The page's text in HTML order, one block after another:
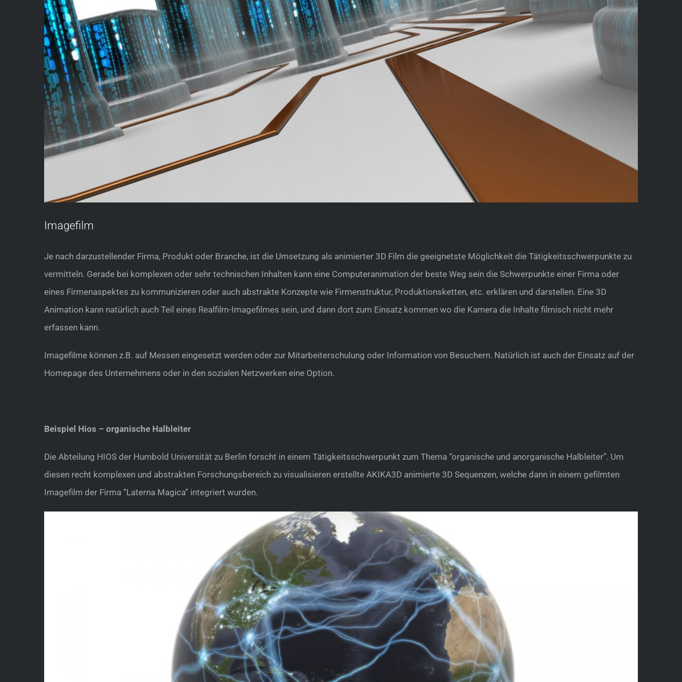
Imagefilm
Je nach darzustellender Firma, Produkt oder Branche, ist die Umsetzung als animierter 3D Film die geeignetste Möglichkeit die Tätigkeitsschwerpunkte zu
vermitteln. Gerade bei komplexen oder sehr technischen Inhalten kann eine Computeranimation der beste Weg sein die Schwerpunkte einer Firma oder
eines Firmenaspektes zu kommunizieren oder auch abstrakte Konzepte wie Firmenstruktur, Produktionsketten, etc. erklären und darstellen. Eine 3D
Animation kann natürlich auch Teil eines Realfilm-Imagefilmes sein, und dann dort zum Einsatz kommen wo die Kamera die Inhalte filmisch nicht mehr
erfassen kann.
Imagefilme können z.B. auf Messen eingesetzt werden oder zur Mitarbeiterschulung oder Information von Besuchern. Natürlich ist auch der Einsatz auf der
Homepage des Unternehmens oder in den sozialen Netzwerken eine Option.
Beispiel Hios – organische Halbleiter
Die Abteilung HIOS der Humbold Universität zu Berlin forscht in einem Tätigkeitsschwerpunkt zum Thema “organische und anorganische Halbleiter”. Um
diesen recht komplexen und abstrakten Forschungsbereich zu visualisieren erstellte AKIKA3D animierte 3D Sequenzen, welche dann in einem gefilmten
Imagefilm der Firma “Laterna Magica” integriert wurden.